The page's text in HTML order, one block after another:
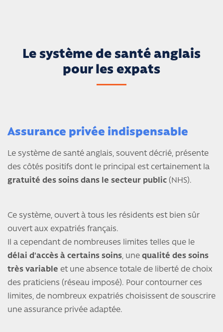
Le système de santé anglais
pour les expats
Assurance privée indispensable
Le système de santé anglais, souvent décrié, présente
des côtés positifs dont le principal est certainement la
gratuité des soins dans le secteur public (NHS).
Ce système, ouvert à tous les résidents est bien sûr
ouvert aux expatriés français.
Il a cependant de nombreuses limites telles que le
délai d'accès à certains soins, une qualité des soins
très variable et une absence totale de liberté de choix
des praticiens (réseau imposé). Pour contourner ces
limites, de nombreux expatriés choisissent de souscrire
une assurance privée adaptée.